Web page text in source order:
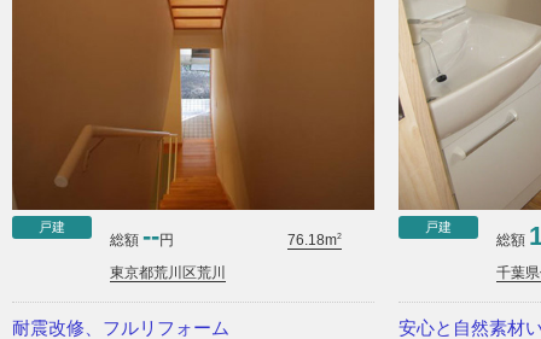
戸建
総額 --円 76.18m2
東京都荒川区荒川
耐震改修、フルリフォーム
戸建
総額
千葉
安心と自然素材